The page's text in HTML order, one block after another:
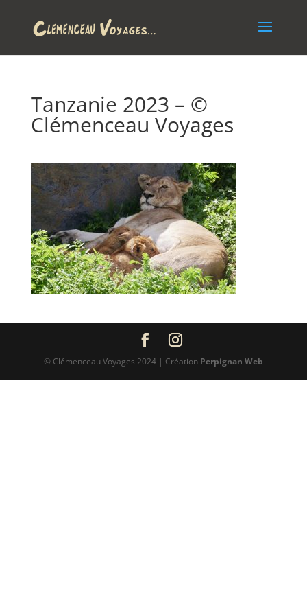
Tanzanie 2023 – ©
Clémenceau Voyages
© Clémenceau Voyages 2024 | Création Perpignan Web